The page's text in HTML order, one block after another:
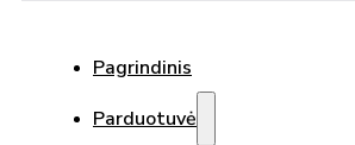
Pagrindinis
Parduotuvė